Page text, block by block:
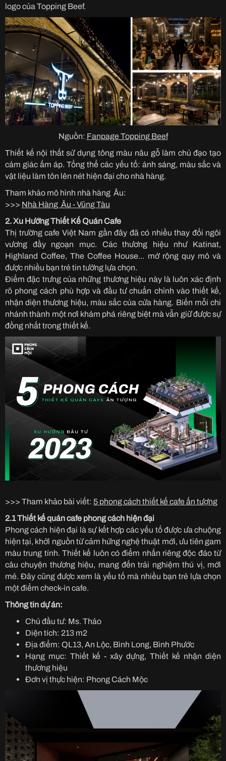
logo của Topping Beef.
Nguồn: Fanpage Topping Beef
Thiết kế nội thất sử dụng tông màu nâu gỗ làm chủ đạo tạo
cảm giác ấm áp. Tổng thể các yếu tố: ánh sáng, màu sắc và
vật liệu làm tôn lên nét hiện đại cho nhà hàng.
Tham khảo mô hình nhà hàng Âu:
>>> Nhà Hàng Âu - Vũng Tàu
2. Xu Hướng Thiết Kế Quán Cafe
Thị trường cafe Việt Nam gần đây đã có nhiều thay đổi ngôi
vương đầy ngoạn mục. Các thương hiệu như Katinat,
Highland Coffee, The Coffee House... mở rộng quy mô và
được nhiều bạn trẻ tin tưởng lựa chọn.
Điểm đặc trưng của những thương hiệu này là luôn xác định
rõ phong cách phù hợp và đầu tư chuẩn chỉnh vào thiết kế,
nhận diện thương hiệu, màu sắc của cửa hàng. Biến mỗi chi
nhánh thành một nơi khám phá riêng biệt mà vẫn giữ được sự
đồng nhất trong thiết kế.
>>> Tham khảo bài viết: 5 phong cách thiết kế cafe ấn tượng
2.1 Thiết kế quán cafe phong cách hiện đại
Phong cách hiện đại là sự kết hợp các yếu tố được ưa chuộng
hiện tại, khởi nguồn từ cảm hứng nghệ thuật mới, ưu tiên gam
màu trung tính. Thiết kế luôn có điểm nhấn riêng độc đáo từ
câu chuyện thương hiệu, mang đến trải nghiệm thú vị, mới
mẻ. Đây cũng được xem là yếu tố mà nhiều bạn trẻ lựa chọn
một điểm check-in cafe.
Thông tin dự án:
Chủ đầu tư: Ms. Thảo
Diện tích: 213 m2
Địa điểm: QL13, An Lộc, Bình Long, Bình Phước
Hạng mục: Thiết kế - xây dựng, Thiết kế nhận diện
thương hiệu
Đơn vị thực hiện: Phong Cách Mộc